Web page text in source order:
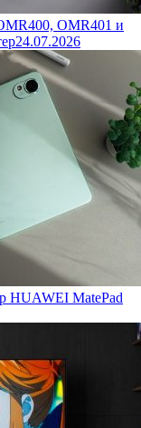
OMR401 и
24.07.2026
HUAWEI MatePad